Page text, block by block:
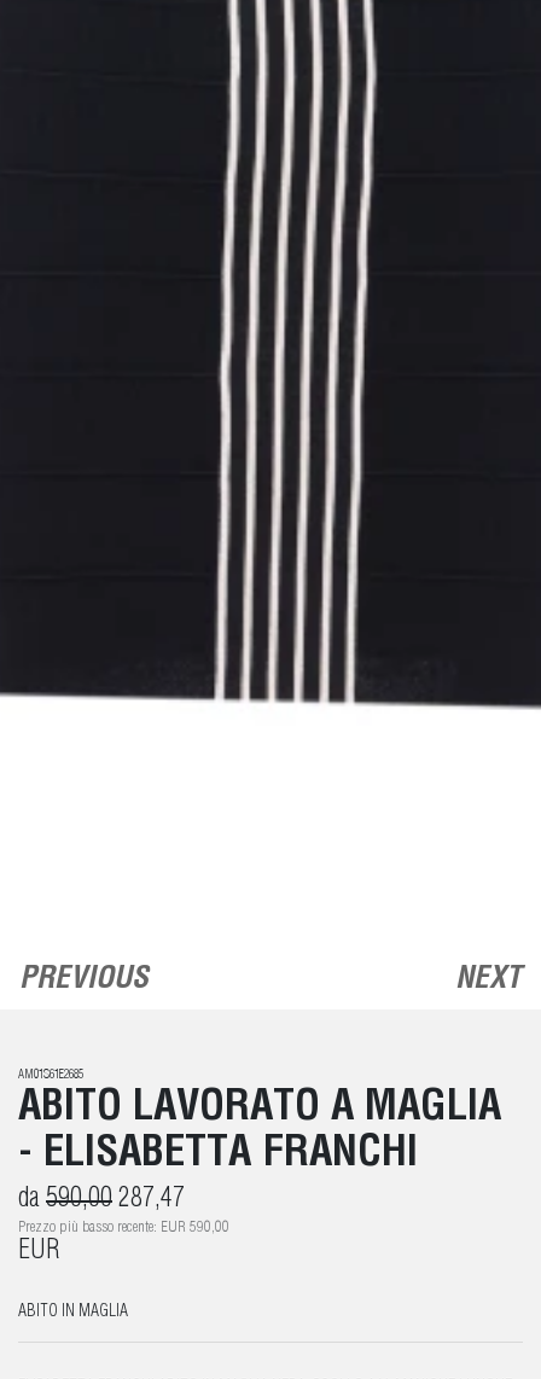
PREVIOUS NEXT
AM01S61E2685
ABITO LAVORATO A MAGLIA
- ELISABETTA FRANCHI
da 590,00 287,47
Prezzo più basso recente: EUR 590,00
EUR
ABITO IN MAGLIA